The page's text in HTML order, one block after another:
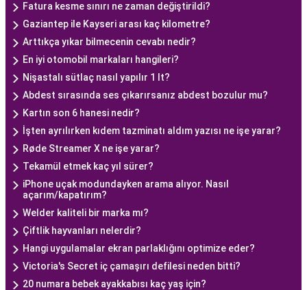
Fatura kesme sınırı ne zaman değiştirildi?
Gaziantep ile Kayseri arası kaç kilometre?
Arttıkça yıkar bilmecenin cevabı nedir?
En iyi otomobil markaları hangileri?
Nişastalı sütlaç nasıl yapılır 1 lt?
Abdest sırasında ses çıkarırsanız abdest bozulur mu?
Kartın son 6 hanesi nedir?
İşten ayrılırken kıdem tazminatı aldım yazısı ne işe yarar?
Røde Streamer X ne işe yarar?
Tekamül etmek kaç yıl sürer?
iPhone uçak modundayken arama alıyor. Nasıl
açarım/kapatırım?
Welder kaliteli bir marka mı?
Çiftlik hayvanları nelerdir?
Hangi uygulamalar ekran parlaklığını optimize eder?
Victoria's Secret iç çamaşırı defilesi neden bitti?
20 numara bebek ayakkabısı kaç yaş için?